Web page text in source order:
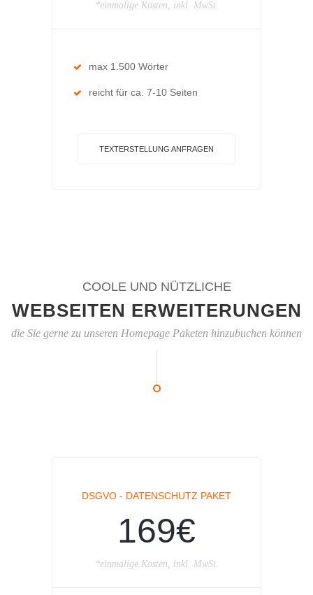
*einmalige Kosten, inkl. MwSt.
max 1.500 Wörter
reicht für ca. 7-10 Seiten
TEXTERSTELLUNG ANFRAGEN
COOLE UND NÜTZLICHE
WEBSEITEN ERWEITERUNGEN
die Sie gerne zu unseren Homepage Paketen hinzubuchen können
DSGVO - DATENSCHUTZ PAKET
169€
*einmalige Kosten, inkl. MwSt.